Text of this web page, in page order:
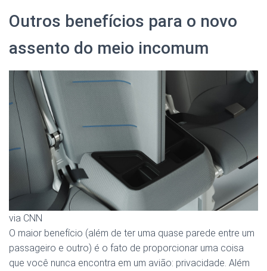
Outros benefícios para o novo
assento do meio incomum
via CNN
O maior benefício (além de ter uma quase parede entre um
passageiro e outro) é o fato de proporcionar uma coisa
que você nunca encontra em um avião: privacidade. Além